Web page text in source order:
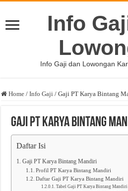
Info
Info Gaji dan Lowongan
Home / Info Gaji / Gaji PT Karya Bintang
Gaji PT Karya Bintang
Daftar Isi
Gaji PT Karya Bintang Mandiri
Profil PT Karya Bintang Mandiri
Daftar Gaji PT Karya Bintang Mandiri
Tabel Gaji PT Karya Bintang Mandiri